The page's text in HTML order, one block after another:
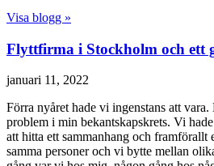
Visa blogg »
Flyttfirma i Stockholm och ett
januari 11, 2022
Förra nyåret hade vi ingenstans att
problem i min bekantskapskrets. Vi
att hitta ett sammanhang och
samma personer och vi bytte mellan